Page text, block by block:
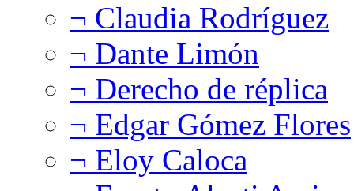
¬ Claudia Rodríguez
¬ Dante Limón
¬ Derecho de réplica
¬ Edgar Gómez Flores
¬ Eloy Caloca